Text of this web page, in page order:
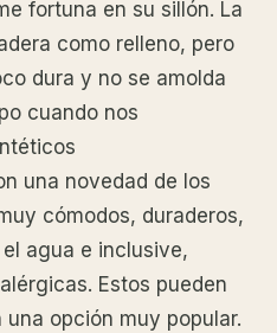
fortuna en su sillón. La
como relleno, pero
dura y no se amolda
cuando nos
una novedad de los
cómodos, duraderos,
agua e inclusive,
Estos pueden
opción muy popular.